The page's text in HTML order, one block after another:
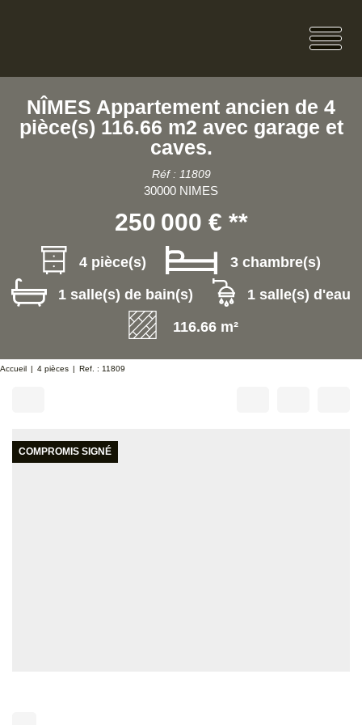
NÎMES Appartement ancien de 4
pièce(s) 116.66 m2 avec garage et
caves.
Réf : 11809
30000 NIMES
250 000 € **
4 pièce(s)
3 chambre(s)
1 salle(s) de bain(s)
1 salle(s) d'eau
116.66 m²
Accueil 4 pièces Ref. : 11809
COMPROMIS SIGNÉ